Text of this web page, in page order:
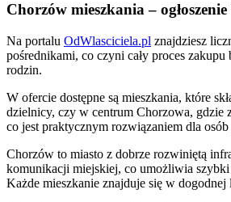
Chorzów mieszkania –
Na portalu OdWlasciciela.pl znajdziesz
pośrednikami, co czyni cały proces
rodzin.
W ofercie dostępne są mieszkania, które
dzielnicy, czy w centrum Chorzowa, gdzie
co jest praktycznym rozwiązaniem dla
Chorzów to miasto z dobrze rozwiniętą
komunikacji miejskiej, co umożliwia
Każde mieszkanie znajduje się w